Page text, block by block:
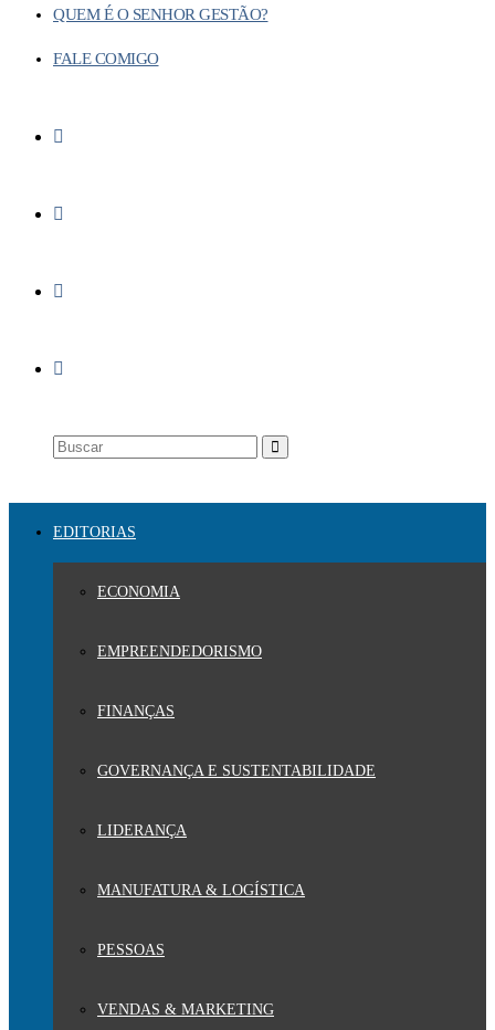
QUEM É O SENHOR GESTÃO?
FALE COMIGO
EDITORIAS
ECONOMIA
EMPREENDEDORISMO
FINANÇAS
GOVERNANÇA E SUSTENTABILIDADE
LIDERANÇA
MANUFATURA & LOGÍSTICA
PESSOAS
VENDAS & MARKETING